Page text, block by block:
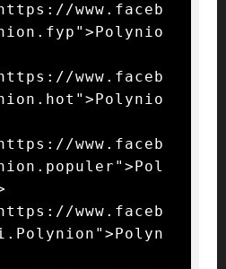
www.faceb
www.faceb
www.faceb
www.faceb